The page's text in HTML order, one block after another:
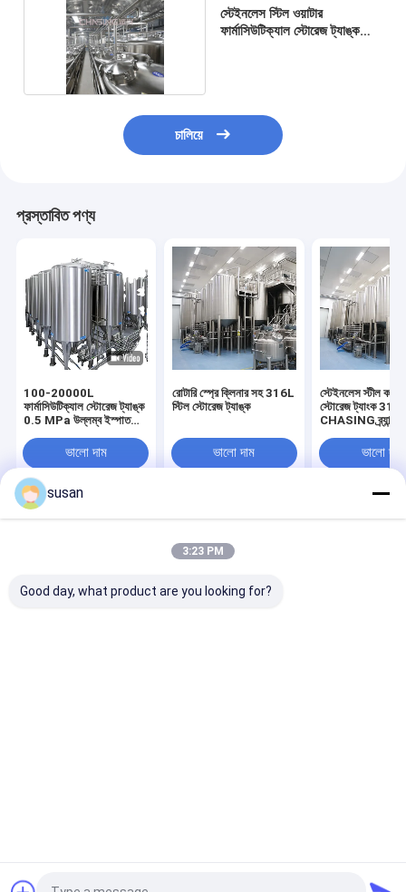
স্টেইনলেস স্টিল ওয়াটার
ফার্মাসিউটিক্যাল স্টোরেজ ট্যাঙ্ক
চালিয়ে
প্রস্তাবিত পণ্য
100-20000L
ফার্মাসিউটিক্যাল স্টোরেজ ট্যাঙ্ক
0.5 MPa উল্লম্ব ইস্পাত
ভালো দাম
রোটারি স্প্রে ক্লিনার সহ 316L
স্টিল স্টোরেজ ট্যাঙ্ক
ভালো দাম
স্টেইনলেস স্টীল
স্টোরেজ ট্যাংক
CHASING ব্র্যান্ড
ভালো দাম
বাড়ি
আমাদের
আমাদের সাথে যোগাযোগ
Desktop
সাইট ম্যাপ
গোপনীয়তা নীতি
Xing Machinery And Electronics Co., Ltd.. All Rights Reserved.
susan
3:23 PM
Good day, what product are you looking for?